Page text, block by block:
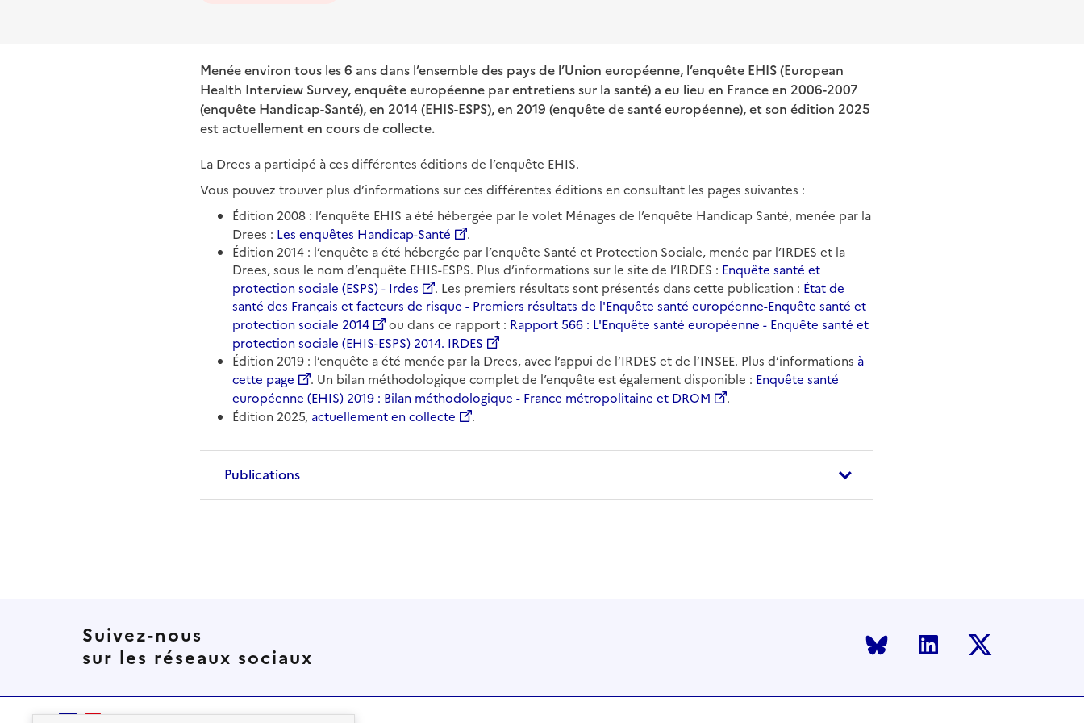
Menée environ tous les 6 ans dans l’ensemble des pays de l’Union européenne, l’enquête EHIS (European
Health Interview Survey, enquête européenne par entretiens sur la santé) a eu lieu en France en 2006-2007
(enquête Handicap-Santé), en 2014 (EHIS-ESPS), en 2019 (enquête de santé européenne), et son édition 2025
est actuellement en cours de collecte.
La Drees a participé à ces différentes éditions de l’enquête EHIS.
Vous pouvez trouver plus d’informations sur ces différentes éditions en consultant les pages suivantes :
Édition 2008 : l’enquête EHIS a été hébergée par le volet Ménages de l’enquête Handicap Santé, menée par la
Drees : Les enquêtes Handicap-Santé
.
Édition 2014 : l’enquête a été hébergée par l’enquête Santé et Protection Sociale, menée par l’IRDES et la
Drees, sous le nom d’enquête EHIS-ESPS. Plus d’informations sur le site de l’IRDES : Enquête santé et
protection sociale (ESPS) - Irdes
. Les premiers résultats sont présentés dans cette publication : État de
santé des Français et facteurs de risque - Premiers résultats de l'Enquête santé européenne-Enquête santé et
protection sociale 2014
ou dans ce rapport : Rapport 566 : L'Enquête santé européenne - Enquête santé et
protection sociale (EHIS-ESPS) 2014. IRDES
Édition 2019 : l’enquête a été menée par la Drees, avec l’appui de l’IRDES et de l’INSEE. Plus d’informations à
cette page
. Un bilan méthodologique complet de l’enquête est également disponible : Enquête santé
européenne (EHIS) 2019 : Bilan méthodologique - France métropolitaine et DROM
.
Édition 2025, actuellement en collecte .
Publications
Suivez-nous
sur les réseaux sociaux
Bluesky LinkedInTwitter